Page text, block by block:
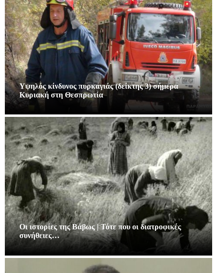
Υψηλός κίνδυνος πυρκαγιάς (δείκτης 3) σήμερα
Κυριακή στη Θεσπρωτία
Οι ιστορίες της Βάβως | Τότε που οι διατροφικές
συνήθειες…